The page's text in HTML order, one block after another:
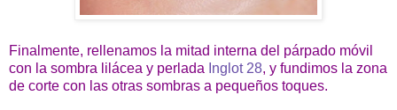
Finalmente, rellenamos la mitad interna del párpado móvil
con la sombra lilácea y perlada Inglot 28, y fundimos la zona
de corte con las otras sombras a pequeños toques.